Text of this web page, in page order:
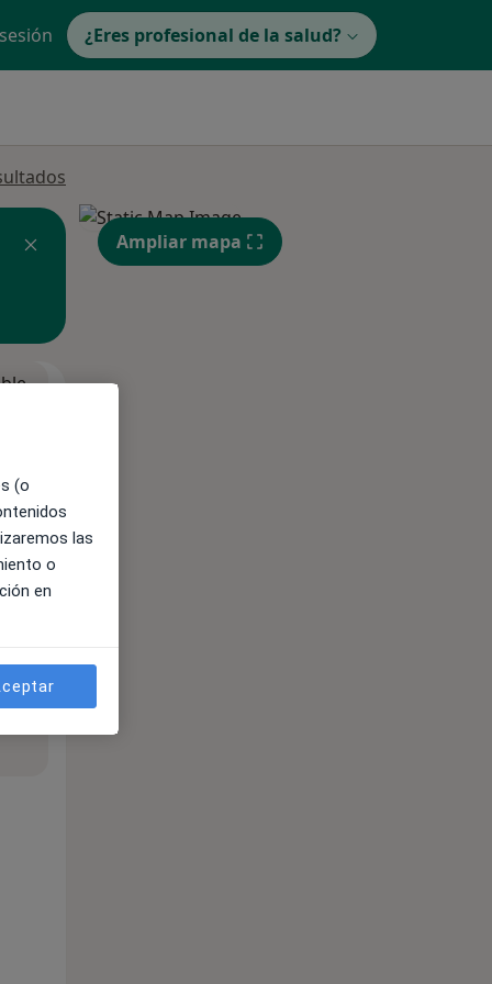
¿Eres profesional de la salud?
Ampliar mapa
(o
las
o
en